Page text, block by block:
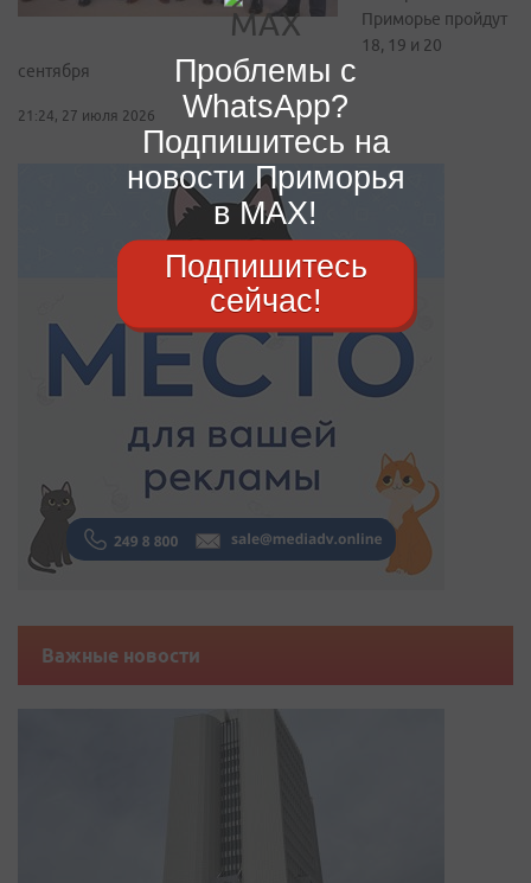
Приморье пройдут
18, 19 и 20
сентября
21:24, 27 июля 2026
Важные новости
Проблемы с
WhatsApp?
Подпишитесь на
новости Приморья
в MAX!
Подпишитесь
сейчас!